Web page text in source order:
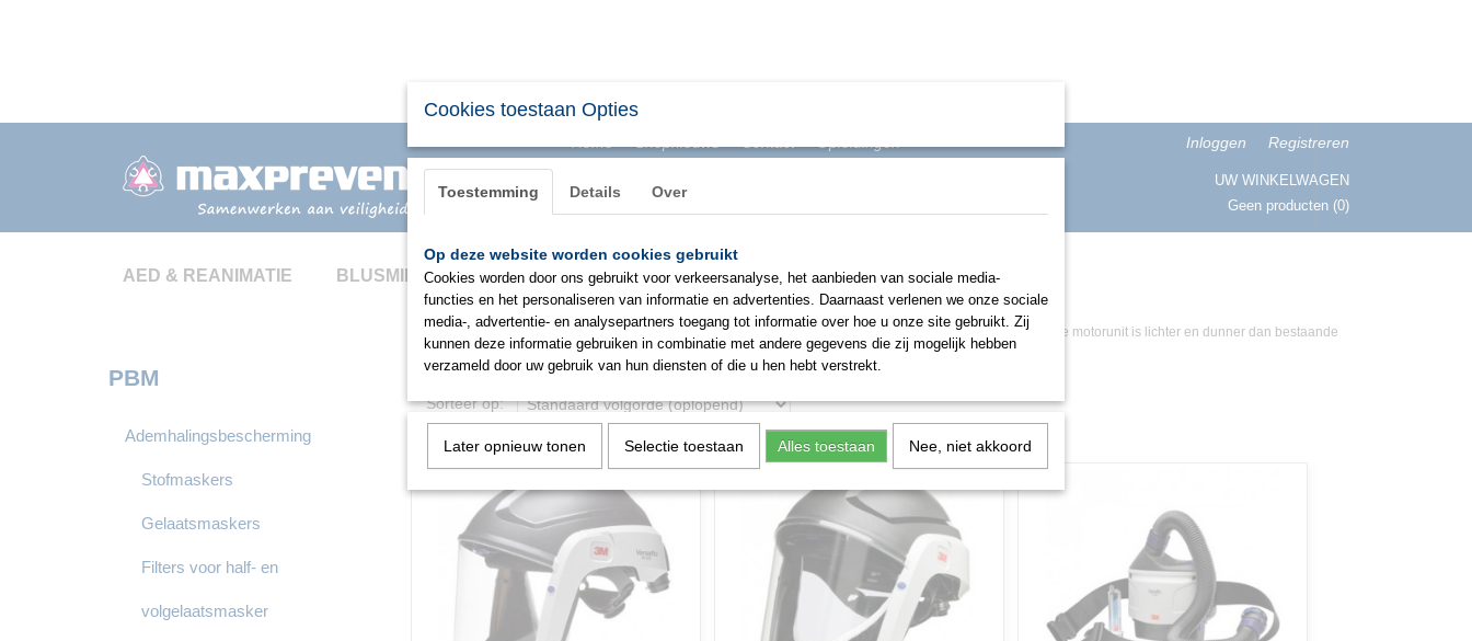
Inloggen Registreren
UW WINKELWAGEN
Geen producten (0)
AED & REANIMATIE BLUSMIDDELEN BHV & ONTRUIMING EHBO PBM SIGNALISATIE
PBM
Ademhalingsbescherming
Stofmaskers
Gelaatsmaskers
Filters voor half- en
volgelaatsmasker
3M TR-300 Startpakket biedt afhankelijke adembescherming tegen deeltjes voor specifieke omgevingen. De motorunit is lichter en dunner dan bestaande
op een riem bevestigde motorunits en daarom ideaal voor gebruik in nauwe ruimtes.
Sorteer op:
Cookies toestaan Opties
Toestemming Details Over
Op deze website worden cookies gebruikt
Cookies worden door ons gebruikt voor verkeersanalyse, het aanbieden van sociale media-
functies en het personaliseren van informatie en advertenties. Daarnaast verlenen we onze sociale
media-, advertentie- en analysepartners toegang tot informatie over hoe u onze site gebruikt. Zij
kunnen deze informatie gebruiken in combinatie met andere gegevens die zij mogelijk hebben
verzameld door uw gebruik van hun diensten of die u hen hebt verstrekt.
Later opnieuw tonen Selectie toestaan Alles toestaan Nee, niet akkoord